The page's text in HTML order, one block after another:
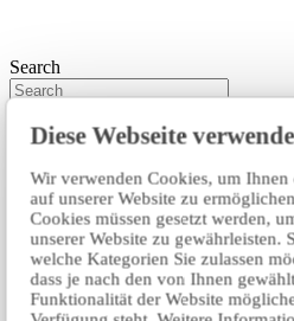
Diese Webseite
Wir verwenden Cookies, um Ihnen
auf unserer Website zu
Cookies müssen gesetzt werden,
unserer Website zu gewährleisten.
welche Kategorien Sie zulassen
dass je nach den von Ihnen
Funktionalität der Website
Search